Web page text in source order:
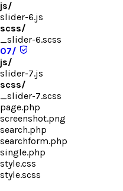
js/
slider-6.js
scss/
_slider-6.scss
07/
js/
slider-7.js
scss/
_slider-7.scss
page.php
screenshot.png
search.php
searchform.php
single.php
style.css
style.scss